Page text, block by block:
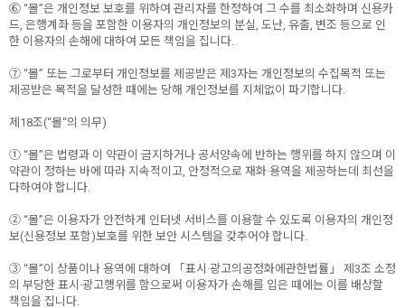
⑥ “몰”은 개인정보 보호를 위하여 관리자를 한정하여 그 수를 최소화하며 신용카
드, 은행계좌 등을 포함한 이용자의 개인정보의 분실, 도난, 유출, 변조 등으로 인
한 이용자의 손해에 대하여 모든 책임을 집니다.
⑦ “몰” 또는 그로부터 개인정보를 제공받은 제3자는 개인정보의 수집목적 또는
제공받은 목적을 달성한 때에는 당해 개인정보를 지체없이 파기합니다.
제18조(“몰“의 의무)
① “몰”은 법령과 이 약관이 금지하거나 공서양속에 반하는 행위를 하지 않으며 이
약관이 정하는 바에 따라 지속적이고, 안정적으로 재화·용역을 제공하는데 최선을
다하여야 합니다.
② “몰”은 이용자가 안전하게 인터넷 서비스를 이용할 수 있도록 이용자의 개인정
보(신용정보 포함)보호를 위한 보안 시스템을 갖추어야 합니다.
③ “몰”이 상품이나 용역에 대하여 「표시·광고의공정화에관한법률」 제3조 소정
의 부당한 표시·광고행위를 함으로써 이용자가 손해를 입은 때에는 이를 배상할
책임을 집니다.